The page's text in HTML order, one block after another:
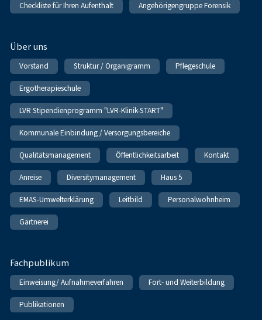
Checkliste für Ihren Aufenthalt Angehörigengruppe Forensik
Über uns
Vorstand Struktur / Organigramm Pflegeschule
Ergotherapieschule
LVR Stipendienprogramm "LVR-Klinik-START"
Kommunale Einbindung / Versorgungsbereiche
Qualitätsmanagement Öffentlichkeitsarbeit Kontakt
Anreise Diversitymanagement Haus 5
EMAS-Umwelterklärung Leitbild Personalwohnheim
Gärtnerei
Fachpublikum
Einweisung/ Aufnahmeverfahren Fort- und Weiterbildung
Publikationen